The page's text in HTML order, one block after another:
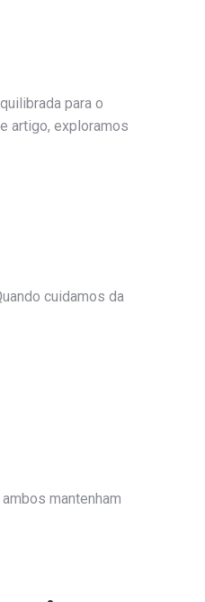
para o
artigo, exploramos
cuidamos da
mantenham